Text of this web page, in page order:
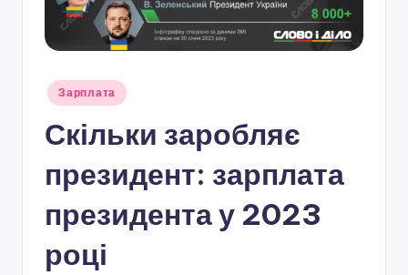
Опубліковано
Зарплата
Скільки заробляє
президент: зарплата
президента у 2023
році